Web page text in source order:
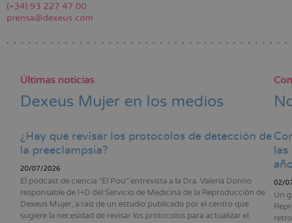
(+34) 93 227 47 00
prensa@dexeus.com
Últimas noticias
Dexeus Mujer en los medios
¿Hay que revisar los protocolos de detección de
la preeclampsia?
20/07/2026
El podcast de ciencia "El Pou" entrevista a la Dra. Valeria Donno
responsable de I+D del Servicio de Medicina de la Reproducción de
Dexeus Mujer, a raíz de un estudio publicado por el centro que
sugiere la necesidad de revisar los protocolos para actualizar el
las
02/
Un